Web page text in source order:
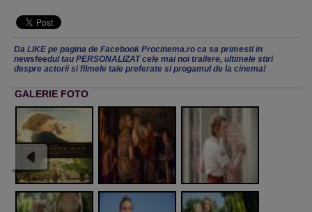
Da LIKE pe pagina de Facebook Procinema.ro ca sa primesti in
newsfeedul tau PERSONALIZAT cele mai noi trailere, ultimele stiri
despre actorii si filmele tale preferate si progamul de la cinema!
GALERIE FOTO